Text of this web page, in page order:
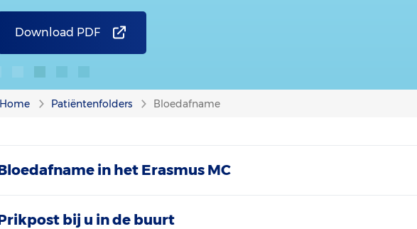
Download PDF
Home Patiëntenfolders Bloedafname
in het Erasmus MC
bij u in de buurt